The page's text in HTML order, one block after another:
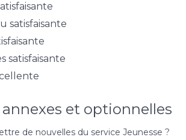
satisfaisante
satisfaisante
et optionnelles
de nouvelles du service Jeunesse ?